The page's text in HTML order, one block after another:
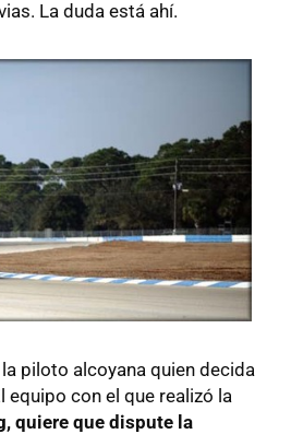
La duda está ahí.
piloto alcoyana quien decida
con el que realizó la
quiere que dispute la